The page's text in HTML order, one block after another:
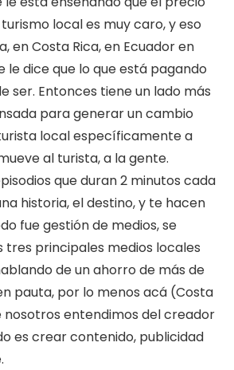
local es muy caro, y eso
en Costa Rica, en Ecuador en
le dice que lo que está pagando
ser. Entonces tiene un lado más
para generar un cambio
local específicamente a
al turista, a la gente.
que duran 2 minutos cada
historia, el destino, y te hacen
fue gestión de medios, se
tres principales medios locales
de un ahorro de más de
pauta, por lo menos acá (Costa
nosotros entendimos del creador
es crear contenido, publicidad